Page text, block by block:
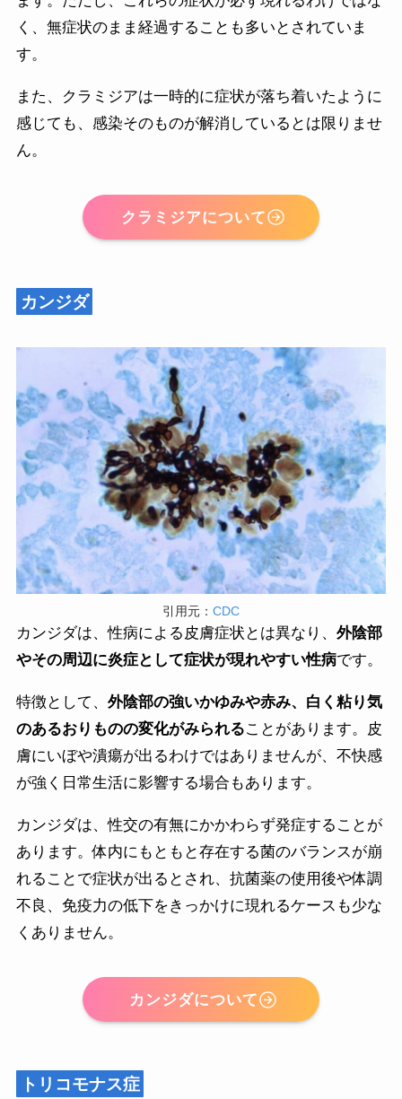
く、無症状のまま経過することも多いとされていま
す。
また、クラミジアは一時的に症状が落ち着いたように
感じても、感染そのものが解消しているとは限りませ
ん。
クラミジアについて
カンジダ
引用元： CDC
カンジダは、性病による皮膚症状とは異なり、 外陰部
やその周辺に炎症として症状が現れやすい性病です。
特徴として、 外陰部の強いかゆみや赤み、白く粘り気
のあるおりものの変化がみられることがあります。皮
膚にいぼや潰瘍が出るわけではありませんが、不快感
が強く日常生活に影響する場合もあります。
カンジダは、性交の有無にかかわらず発症することが
あります。体内にもともと存在する菌のバランスが崩
れることで症状が出るとされ、抗菌薬の使用後や体調
不良、免疫力の低下をきっかけに現れるケースも少な
くありません。
カンジダについて
トリコモナス症